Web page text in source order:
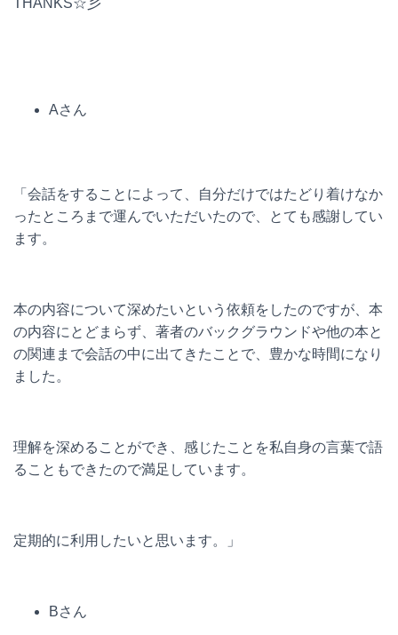
THANKS☆彡
Aさん
「会話をすることによって、自分だけではたどり着けなか
ったところまで運んでいただいたので、とても感謝してい
ます。
本の内容について深めたいという依頼をしたのですが、本
の内容にとどまらず、著者のバックグラウンドや他の本と
の関連まで会話の中に出てきたことで、豊かな時間になり
ました。
理解を深めることができ、感じたことを私自身の言葉で語
ることもできたので満足しています。
定期的に利用したいと思います。」
Bさん